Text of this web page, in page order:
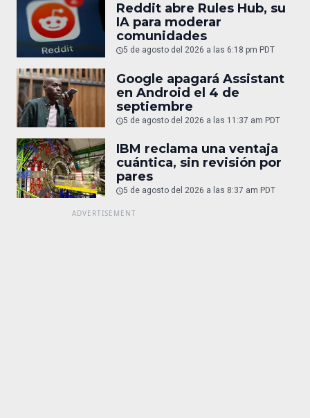
Reddit abre Rules Hub, su
IA para moderar
comunidades
5 de agosto del 2026 a las 6:18 pm PDT
Google apagará Assistant
en Android el 4 de
septiembre
5 de agosto del 2026 a las 11:37 am PDT
IBM reclama una ventaja
cuántica, sin revisión por
pares
5 de agosto del 2026 a las 8:37 am PDT